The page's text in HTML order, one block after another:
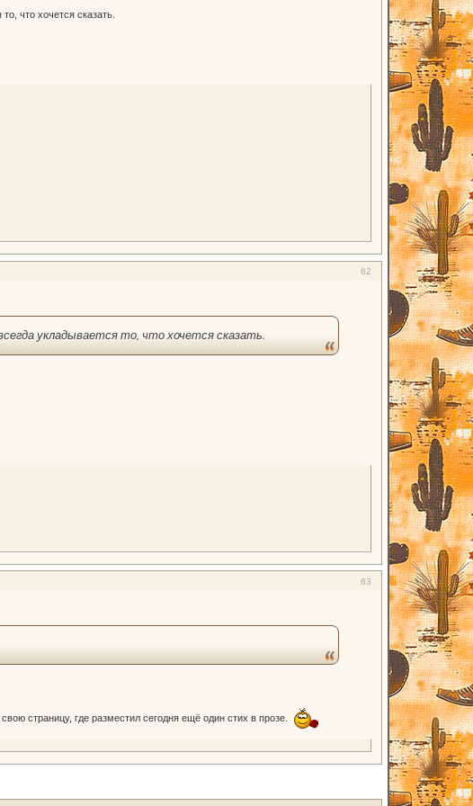
что хочется сказать.
62
укладывается то, что хочется сказать.
63
страницу, где разместил сегодня ещё один стих в прозе.